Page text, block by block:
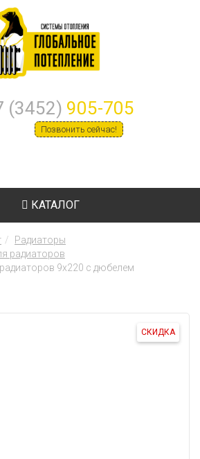
(3452) 905-705
Позвонить сейчас!
КАТАЛОГ
Радиаторы
радиаторов
9х220 с дюбелем
СКИДКА